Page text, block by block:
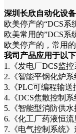
深圳长欣自动化设
欧美停产的“DCS系
欧美常用的”DCS系
欧美停产的，常用
我司产品应用于以
1.《发电厂DCS监控
2.《智能平钢化炉系
3.《PLC可编程输送
4.《DCS焦散控制系
5.《智能型消防供水
6.《化工厂药液恒流
7.《电气控制系统